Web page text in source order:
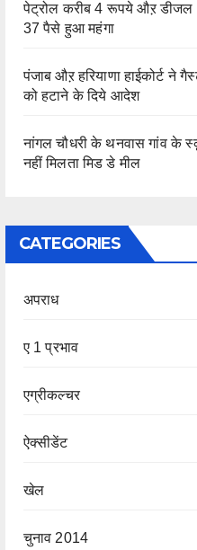
पेट्रोल करीब 4 रूपये औऱ
37 पैसे हुआ महंगा
पंजाब औऱ हरियाणा हाईकोर्ट ने
को हटाने के दिये आदेश
नांगल चौधरी के थनवास गांव के
नहीं मिलता मिड डे मील
CATEGORIES
अपराध
ए 1 प्रभाव
एग्रीकल्चर
ऐक्सीडेंट
खेल
चुनाव 2014